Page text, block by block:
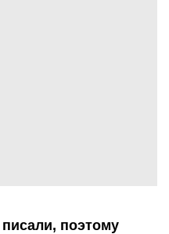
поэтому